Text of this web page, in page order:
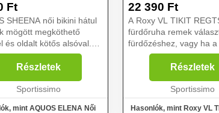
Ft
SHEENA női bikini hátul
mögött megköthető
és oldalt kötős alsóval.
alakú kosara
párnával van ellátva.
a nyári fürdőzésekhez....
Részletek
Sportissimo
mint AQUOS ELENA Női
22 390 Ft
A Roxy VL TIKIT
fürdőruha remek
fürdőzéshez, vagy ha a
napozol. A kötőknek
köszönhetően méretét
szerint szabályozhatod.
habozz, és idén nyáron
Részletek
Sportissimo
Hasonlók, mint Roxy VL